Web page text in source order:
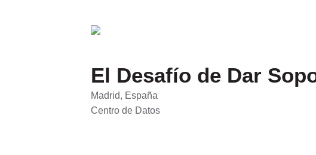
El Desafío de Dar
Madrid, España
Centro de Datos